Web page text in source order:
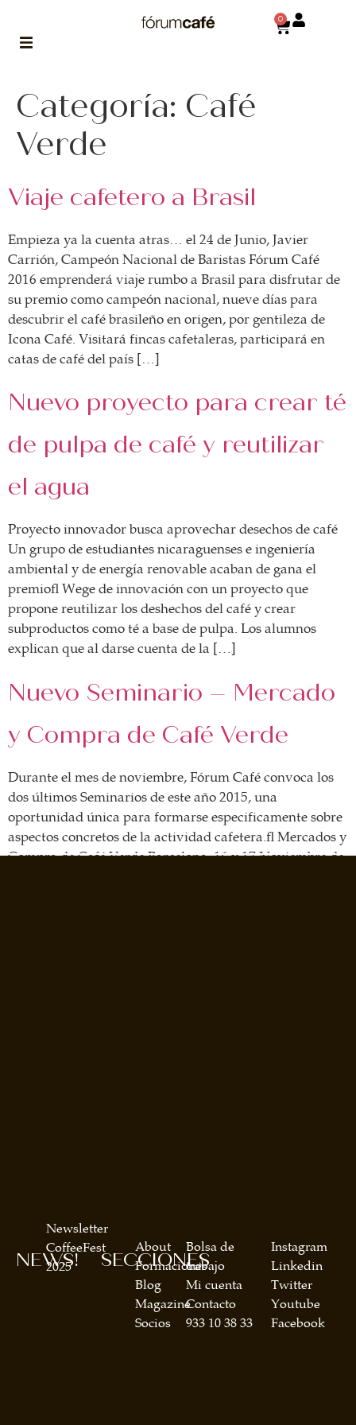
ABOUT
la historia
de fórum
es tu
MAGAZINE
no es una revista
cualquiera
ASOCIADOS
conoce a nuestros
asociados
FORMACIONES
el café siempre tiene
enseñarnos
BOLSA DE TRABAJO
¡te imaginas vivir de tu pasión
CONTACTO
¡queremos saber
de ti!
0
Categoría: Café
Verde
Viaje cafetero a Brasil
Empieza ya la cuenta atras… el 24 de Junio, Javier
Carrión, Campeón Nacional de Baristas Fórum Café
2016 emprenderá viaje rumbo a Brasil para disfrutar de
su premio como campeón nacional, nueve días para
descubrir el café brasileño en origen, por gentileza de
Icona Café. Visitará fincas cafetaleras, participará en
catas de café del país […]
Nuevo proyecto para crear té
de pulpa de café y reutilizar
el agua
Proyecto innovador busca aprovechar desechos de café
Un grupo de estudiantes nicaraguenses e ingeniería
ambiental y de energía renovable acaban de gana el
premio Wege de innovación con un proyecto que
propone reutilizar los deshechos del café y crear
subproductos como té a base de pulpa. Los alumnos
explican que al darse cuenta de la […]
Nuevo Seminario – Mercado
y Compra de Café Verde
Durante el mes de noviembre, Fórum Café convoca los
dos últimos Seminarios de este año 2015, una
oportunidad única para formarse especificamente sobre
aspectos concretos de la actividad cafetera. Mercados y
Compra de Café Verde Barcelona, 16 y 17 Noviembre de
SECCIONES
About
Formaciones
Blog
Magazine
Socios
Bolsa de
trabajo
Mi cuenta
Contacto
933 10 38 33
NEWS!
Newsletter
CoffeeFest
2025
Instagram
Linkedin
Twitter
Youtube
Facebook